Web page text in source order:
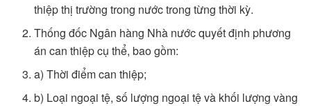
thiệp thị trường trong nước trong từng thời kỳ.
Thống đốc Ngân hàng Nhà nước quyết định phương
án can thiệp cụ thể, bao gồm:
a) Thời điểm can thiệp;
b) Loại ngoại tệ, số lượng ngoại tệ và khối lượng vàng